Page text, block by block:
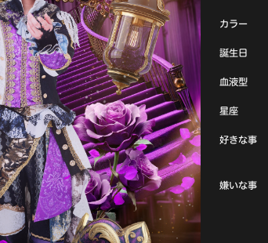
カラー
誕生日
血液型
星座
好きな事
嫌いな事